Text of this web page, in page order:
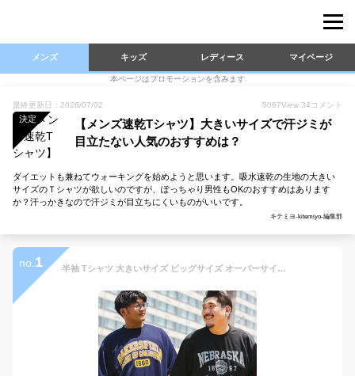
メンズ キッズ レディース マイページ
本ページはプロモーションを含みます
最終更新日：2026/07/02 5067View 34 コメント
決定
【メンズ速乾Tシャツ】大きいサイズで汗ジミが
目立たない人気のおすすめは？
ダイエットも兼ねてウォーキングを始めようと思います。吸水速乾の生地の大きい
サイズのＴシャツが欲しいのですが、ぽっちゃり男性もOKのおすすめはあります
か？汗っかきなので汗ジミが目立ちにくいものがいいです。
キテミヨ-kitemiyo-編集部
no. 1 半袖 Tシャツ 大きいサイズ ビッグサイズ オーバーサイズ ビッグT Big メンズ WEB限定 DRYメッシュ ドライメッシュ 吸水速乾 涼しい 夏 フェス キャンプ アウトドア アメカジ プリント クルーネック 3L 4L 5L 6L 8L PIMLICO ピムリコ sclt 人気 新作